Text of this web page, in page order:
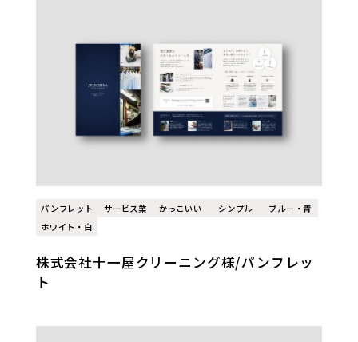
パンフレット サービス業 かっこいい シンプル
ブルー・青
ホワイト・白
株式会社十一屋クリーニング様/パンフレッ
ト